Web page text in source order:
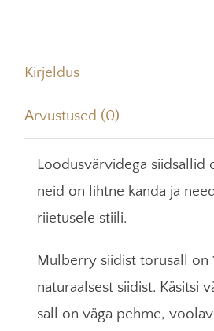
Kirjeldus
Arvustused (0)
Loodusvärvidega siidsallid
neid on lihtne kanda ja
riietusele stiili.
Mulberry siidist torusall on
naturaalsest siidist. Käsitsi
sall on väga pehme,